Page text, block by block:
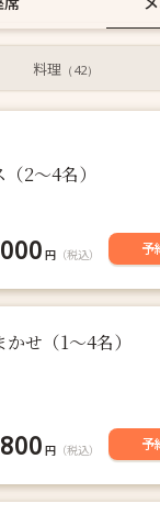
料理 （42）
2〜4名）
円 （税込） 予
せ（1〜4名）
円 （税込） 予